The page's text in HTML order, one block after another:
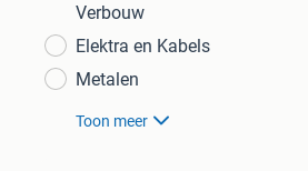
Verbouw
Elektra en Kabels
Metalen
Toon meer